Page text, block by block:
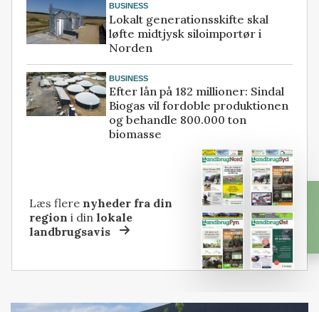
BUSINESS
Lokalt generationsskifte skal
løfte midtjysk siloimportør i
Norden
BUSINESS
Efter lån på 182 millioner: Sindal
Biogas vil fordoble produktionen
og behandle 800.000 ton
biomasse
Læs flere nyheder fra din
region i dinlokale
landbrugsavis